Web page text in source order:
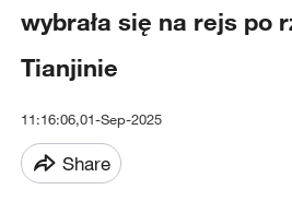
wybrała się na rejs po
Tianjinie
11:16:06,01-Sep-2025
Share